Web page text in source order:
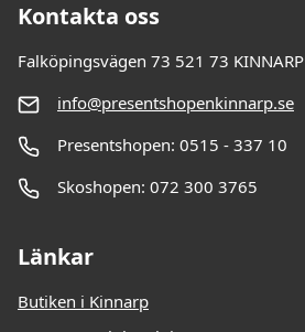
Kontakta oss
Falköpingsvägen 73 521 73 KINNARP
info@presentshopenkinnarp.se
Presentshopen: 0515 - 337 10
Skoshopen: 072 300 3765
Länkar
Butiken i Kinnarp